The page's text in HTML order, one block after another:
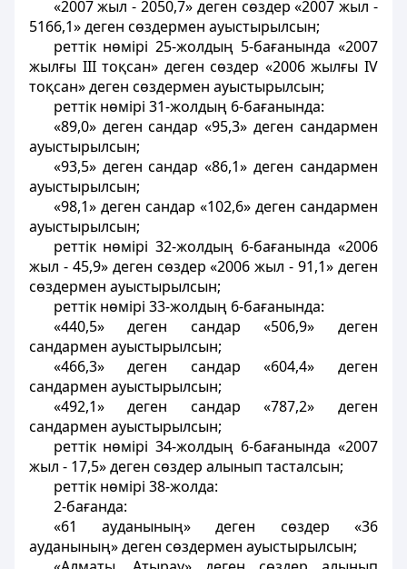
«2007 жыл - 2050,7» деген сөздер «2007 жыл -
5166,1» деген сөздермен ауыстырылсын;
реттік нөмірі 25-жолдың 5-бағанында «2007
жылғы III тоқсан» деген сөздер «2006 жылғы IV
тоқсан» деген сөздермен ауыстырылсын;
реттік нөмірі 31-жолдың 6-бағанында:
«89,0» деген сандар «95,3» деген сандармен
ауыстырылсын;
«93,5» деген сандар «86,1» деген сандармен
ауыстырылсын;
«98,1» деген сандар «102,6» деген сандармен
ауыстырылсын;
реттік нөмірі 32-жолдың 6-бағанында «2006
жыл - 45,9» деген сөздер «2006 жыл - 91,1» деген
сөздермен ауыстырылсын;
реттік нөмірі 33-жолдың 6-бағанында:
«440,5» деген сандар «506,9» деген
сандармен ауыстырылсын;
«466,3» деген сандар «604,4» деген
сандармен ауыстырылсын;
«492,1» деген сандар «787,2» деген
сандармен ауыстырылсын;
реттік нөмірі 34-жолдың 6-бағанында «2007
жыл - 17,5» деген сөздер алынып тасталсын;
реттік нөмірі 38-жолда:
2-бағанда:
«61 ауданының» деген сөздер «36
ауданының» деген сөздермен ауыстырылсын;